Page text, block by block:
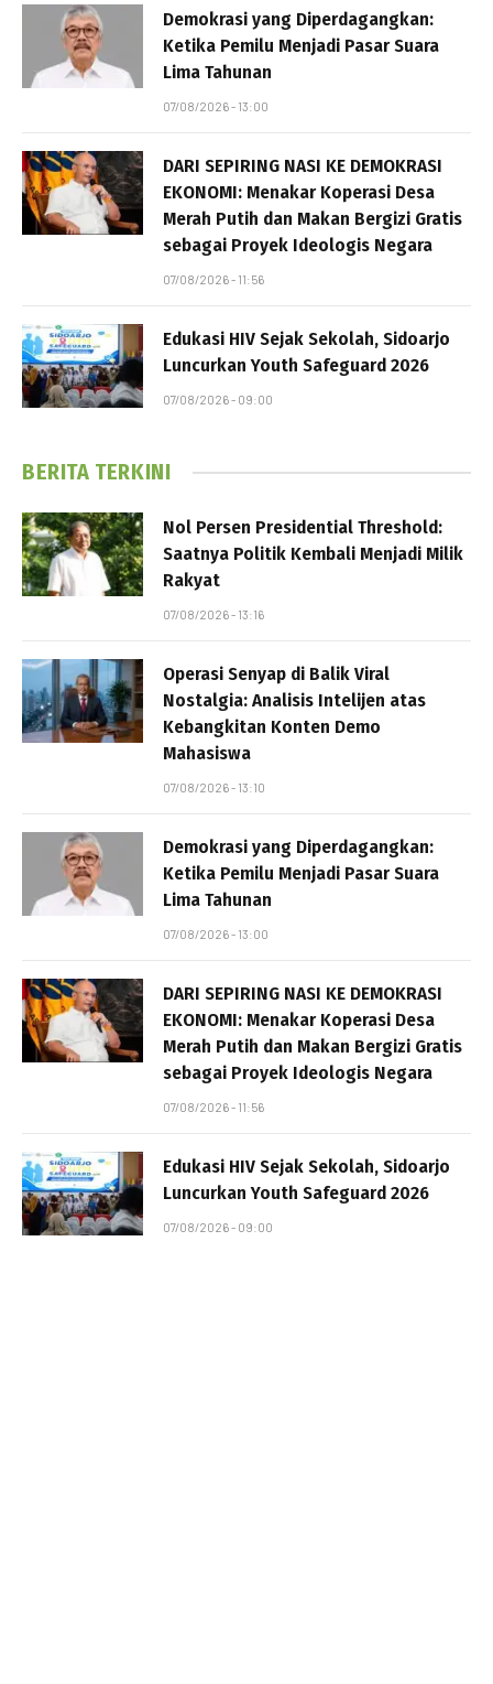
Demokrasi yang Diperdagangkan:
Ketika Pemilu Menjadi Pasar Suara
Lima Tahunan
07/08/2026 - 13:00
DARI SEPIRING NASI KE DEMOKRASI
EKONOMI: Menakar Koperasi Desa
Merah Putih dan Makan Bergizi Gratis
sebagai Proyek Ideologis Negara
07/08/2026 - 11:56
Edukasi HIV Sejak Sekolah, Sidoarjo
Luncurkan Youth Safeguard 2026
07/08/2026 - 09:00
BERITA TERKINI
Nol Persen Presidential Threshold:
Saatnya Politik Kembali Menjadi Milik
Rakyat
07/08/2026 - 13:16
Operasi Senyap di Balik Viral
Nostalgia: Analisis Intelijen atas
Kebangkitan Konten Demo
Mahasiswa
07/08/2026 - 13:10
Demokrasi yang Diperdagangkan:
Ketika Pemilu Menjadi Pasar Suara
Lima Tahunan
07/08/2026 - 13:00
DARI SEPIRING NASI KE DEMOKRASI
EKONOMI: Menakar Koperasi Desa
Merah Putih dan Makan Bergizi Gratis
sebagai Proyek Ideologis Negara
07/08/2026 - 11:56
Edukasi HIV Sejak Sekolah, Sidoarjo
Luncurkan Youth Safeguard 2026
07/08/2026 - 09:00